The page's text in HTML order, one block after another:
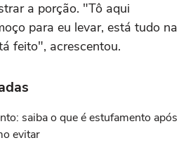
a porção. "Tô aqui
para eu levar, está tudo na
feito", acrescentou.
saiba o que é estufamento após
evitar